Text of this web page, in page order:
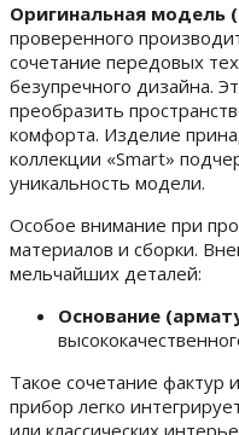
Оригинальная модель
проверенного
сочетание передовых
безупречного дизайна.
преобразить
комфорта. Изделие
коллекции «Smart»
уникальность модели.
Особое внимание при
материалов и сборки.
мельчайших деталей:
Основание
Такое сочетание фактур
прибор легко